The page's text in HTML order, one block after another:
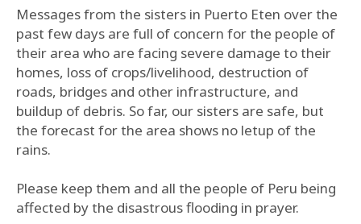
Messages from the sisters in Puerto Eten over the
past few days are full of concern for the people of
their area who are facing severe damage to their
homes, loss of crops/livelihood, destruction of
roads, bridges and other infrastructure, and
buildup of debris. So far, our sisters are safe, but
the forecast for the area shows no letup of the
rains.
Please keep them and all the people of Peru being
affected by the disastrous flooding in prayer.